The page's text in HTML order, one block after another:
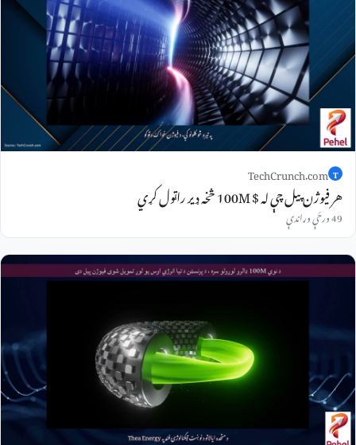
T
TechCrunch.com
هر فیوژن پیل چې له $ 100M څخه ډیر راټول کړي
49 ورځې وړاندې